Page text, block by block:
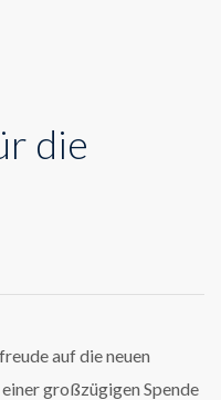
die
auf die neuen
großzügigen Spende